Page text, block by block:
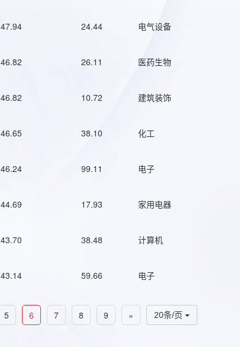
47.94 24.44 电气设备
46.82 26.11 医药生物
46.82 10.72 建筑装饰
46.65 38.10 化工
46.24 99.11 电子
44.69 17.93 家用电器
43.70 38.48 计算机
43.14 59.66 电子
20条/页
5 6 7 8 9 »